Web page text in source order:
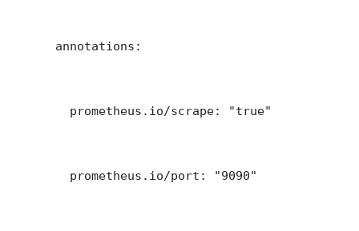
      annotations:
        prometheus.io/scrape: "true"
        prometheus.io/port: "9090"